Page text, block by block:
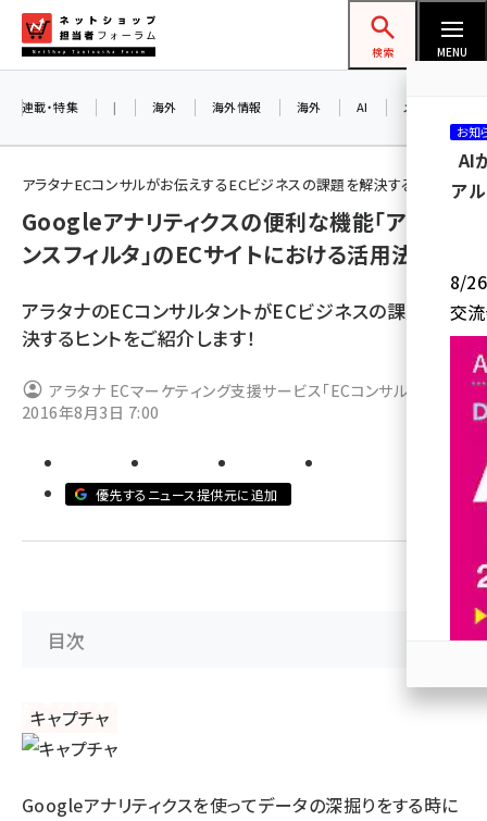
ン
ネットショップ担当者フォーラム
検索 MENU
amazon (2243)
楽天 (1869)
アスクル (1115)
ビィ・フォアード (772)
連載・特集 | 海外 海外情報 海外 AI メタバース
アラタナECコンサルがお伝えするECビジネスの課題を解決するヒント
Googleアナリティクスの便利な機能「アドバ
ンスフィルタ」のECサイトにおける活用法
アラタナのECコンサルタントがECビジネスの課題を解
決するヒントをご紹介します！
アラタナ ECマーケティング支援サービス「ECコンサル」
2016年8月3日 7:00
優先するニュース提供元に追加
目次
Googleアナリティクスを使ってデータの深掘りをする時に
お知
AI
ア
8/26
交
参